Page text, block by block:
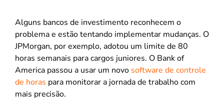
Alguns bancos de investimento reconhecem o
problema e estão tentando implementar mudanças. O
JPMorgan, por exemplo, adotou um limite de 80
horas semanais para cargos juniores. O Bank of
America passou a usar um novo software de controle
de horas para monitorar a jornada de trabalho com
mais precisão.